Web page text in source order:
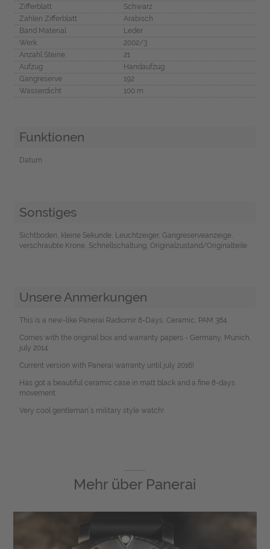
Zifferblatt
Schwarz
Zahlen Zifferblatt
Arabisch
Band Material
Leder
Werk
2002/3
Anzahl Steine
21
Aufzug
Handaufzug
Gangreserve
192
Wasserdicht
100 m
Funktionen
Datum
Sonstiges
Sichtboden, kleine Sekunde, Leuchtzeiger, Gangreserveanzeige,
verschraubte Krone, Schnellschaltung, Originalzustand/Originalteile
Unsere Anmerkungen
This is a new-like Panerai Radiomir 8-Days, Ceramic, PAM 384.
Comes with the original box and warranty papers - Germany, Munich,
july 2014.
Current version with Panerai warranty until july 2016!
Has got a beautiful ceramic case in matt black and a fine 8-days
movement.
Very cool gentleman`s military style watch!
Mehr über Panerai